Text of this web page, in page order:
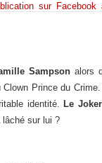
sur Facebook
Sampson alors
Prince du
identité. Le Joker
lâché sur lui ?